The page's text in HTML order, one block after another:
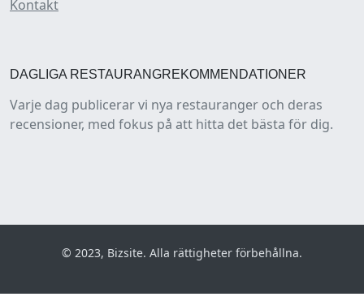
Kontakt
DAGLIGA RESTAURANGREKOMMENDATIONER
Varje dag publicerar vi nya restauranger och deras
recensioner, med fokus på att hitta det bästa för dig.
© 2023, Bizsite. Alla rättigheter förbehållna.